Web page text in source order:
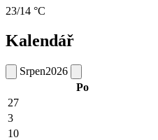
23/14 °C
Kalendář
Srpen2026
Po
27
3
10